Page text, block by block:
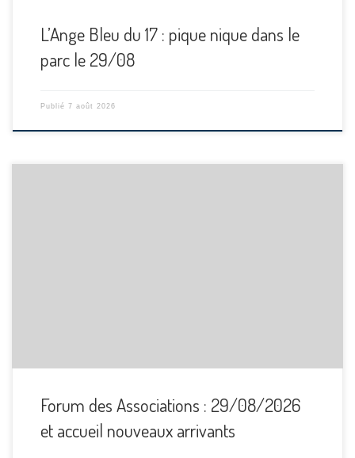
L’Ange Bleu du 17 : pique nique dans le
parc le 29/08
Publié 7 août 2026
Forum des Associations : 29/08/2026
et accueil nouveaux arrivants